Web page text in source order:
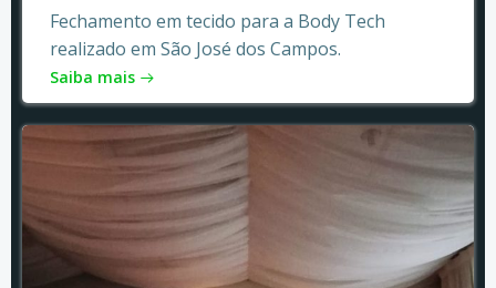
Fechamento em tecido para a Body Tech
realizado em São José dos Campos.
Saiba mais